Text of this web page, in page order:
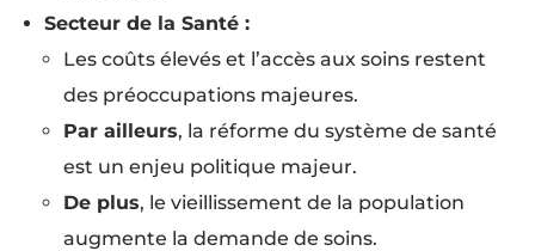
Secteur de la Santé :
Les coûts élevés et l’accès aux soins restent
des préoccupations majeures.
Par ailleurs, la réforme du système de santé
est un enjeu politique majeur.
De plus, le vieillissement de la population
augmente la demande de soins.